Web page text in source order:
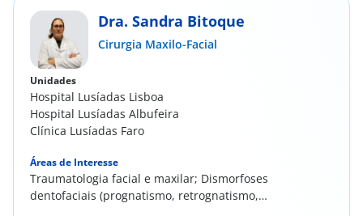
Dra. Sandra Bitoque
Cirurgia Maxilo-Facial
Unidades
Hospital Lusíadas Lisboa
Hospital Lusíadas Albufeira
Clínica Lusíadas Faro
Áreas de Interesse
Traumatologia facial e maxilar; Dismorfoses
dentofaciais (prognatismo, retrognatismo,